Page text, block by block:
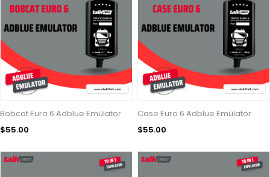
Bobcat Euro 6 Adblue Emülatör
$55.00
Case Euro 6 Adblue Emülatör
$55.00